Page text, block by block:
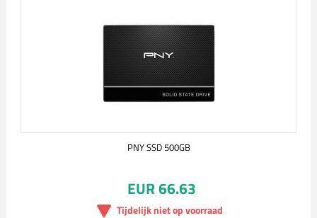
PNY SSD 500GB
EUR 66.63
Tijdelijk niet op voorraad